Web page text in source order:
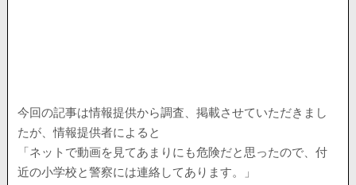
今回の記事は情報提供から調査、掲載させていただきまし
たが、情報提供者によると
「ネットで動画を見てあまりにも危険だと思ったので、付
近の小学校と警察には連絡してあります。」